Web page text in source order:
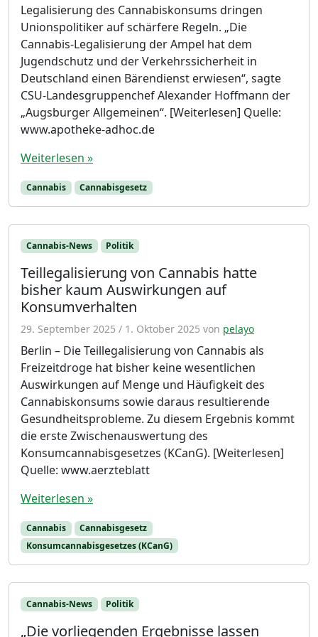
Legalisierung des Cannabiskonsums dringen
Unionspolitiker auf schärfere Regeln. „Die
Cannabis-Legalisierung der Ampel hat dem
Jugendschutz und der Verkehrssicherheit in
Deutschland einen Bärendienst erwiesen“, sagte
CSU-Landesgruppenchef Alexander Hoffmann der
„Augsburger Allgemeinen“. [Weiterlesen] Quelle:
www.apotheke-adhoc.de
Weiterlesen »
Cannabis Cannabisgesetz
Cannabis-News Politik
Teillegalisierung von Cannabis hatte
bisher kaum Auswirkungen auf
Konsumverhalten
29. September 2025 / 1. Oktober 2025 von pelayo
Berlin – Die Teillegalisierung von Cannabis als
Freizeitdroge hat bisher keine wesentlichen
Auswirkungen auf Menge und Häufigkeit des
Cannabiskonsums sowie daraus resultierende
Gesundheitsprobleme. Zu diesem Ergebnis kommt
die erste Zwischenauswertung des
Konsumcannabisgesetzes (KCanG). [Weiterlesen]
Quelle: www.aerzteblatt
Weiterlesen »
Cannabis
Cannabisgesetz
Konsumcannabisgesetzes (KCanG)
Cannabis-News Politik
„Die vorliegenden Ergebnisse lassen